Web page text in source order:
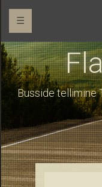
☰
Busside tellimine